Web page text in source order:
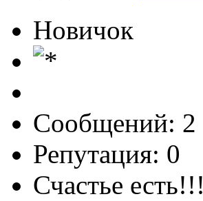
Новичок
Сообщений: 2
Репутация: 0
Счастье есть!!!